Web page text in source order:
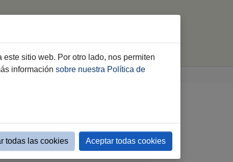
Relación de entidades mostrar etiquetas
sitio web. Por otro lado, nos permiten
información sobre nuestra Política de
todas las cookies Aceptar todas cookies